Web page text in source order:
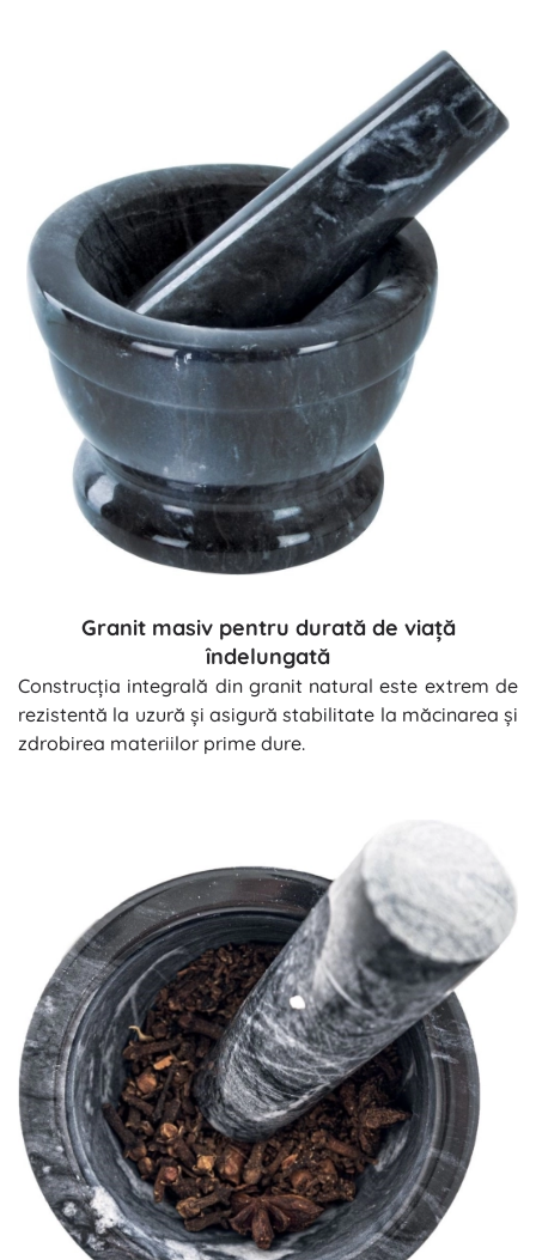
Granit masiv pentru durată de viață
îndelungată
Construcția integrală din granit natural este extrem de
rezistentă la uzură și asigură stabilitate la măcinarea și
zdrobirea materiilor prime dure.